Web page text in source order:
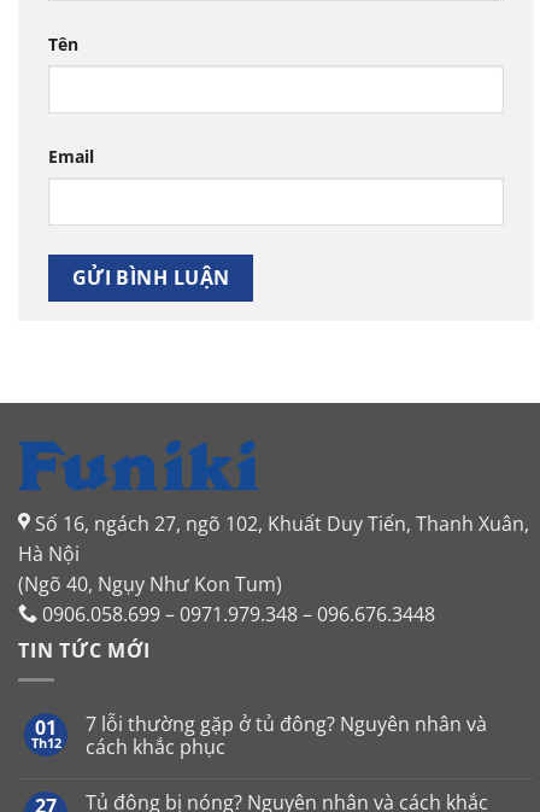
Tên
Email
Số 16, ngách 27, ngõ 102, Khuất Duy Tiến, Thanh Xuân,
Hà Nội
(Ngõ 40, Ngụy Như Kon Tum)
0906.058.699 – 0971.979.348 – 096.676.3448
TIN TỨC MỚI
01
Th12
7 lỗi thường gặp ở tủ đông? Nguyên nhân và
cách khắc phục
bình
27 Tủ đông bị nóng? Nguyên nhân và cách khắc